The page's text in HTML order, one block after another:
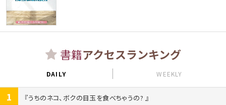
書籍アクセスランキング
DAILY WEEKLY
1
うちのネコ、ボクの目玉を食べちゃうの?